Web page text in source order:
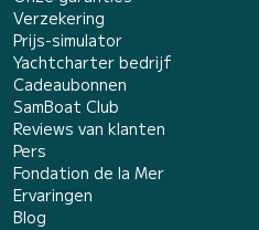
Verzekering
Prijs-simulator
Yachtcharter bedrijf
Cadeaubonnen
SamBoat Club
Reviews van klanten
Pers
Fondation de la Mer
Ervaringen
Blog